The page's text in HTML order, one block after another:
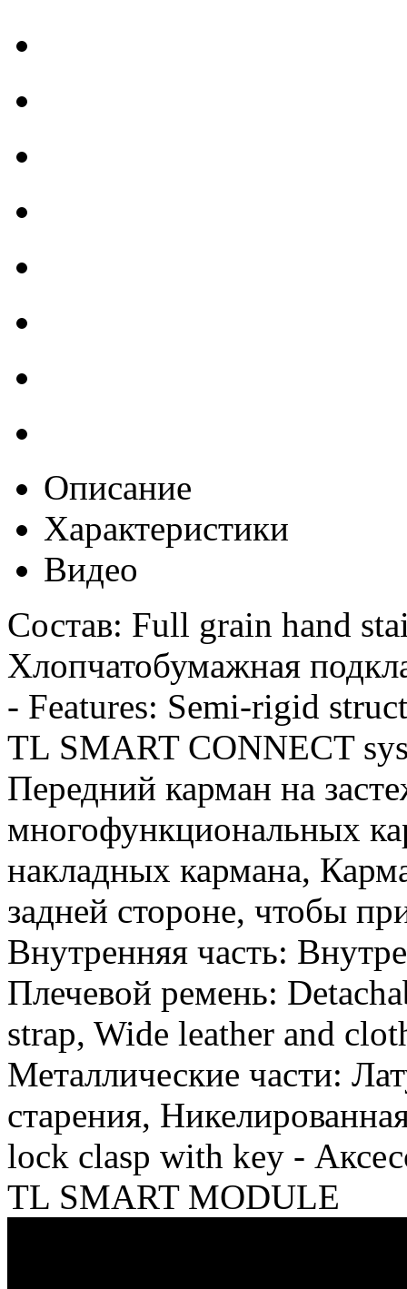
Описание
Характеристики
Видео
Состав: Full grain hand
Хлопчатобумажная
- Features: Semi-rigid
TL SMART CONNECT
Передний карман на
многофункциональных
накладных кармана,
задней стороне, чтобы
Внутренняя часть:
Плечевой ремень:
strap, Wide leather and
Металлические части:
старения,
lock clasp with key -
TL SMART MODULE